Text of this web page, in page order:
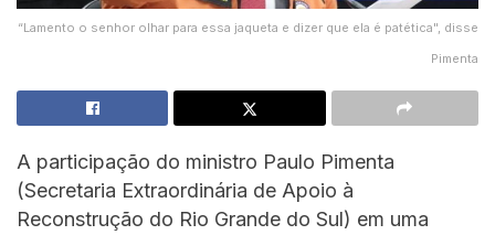
“Lamento o senhor olhar para essa jaqueta e dizer que ela é patética", disse
Pimenta
A participação do ministro Paulo Pimenta
(Secretaria Extraordinária de Apoio à
Reconstrução do Rio Grande do Sul) em uma